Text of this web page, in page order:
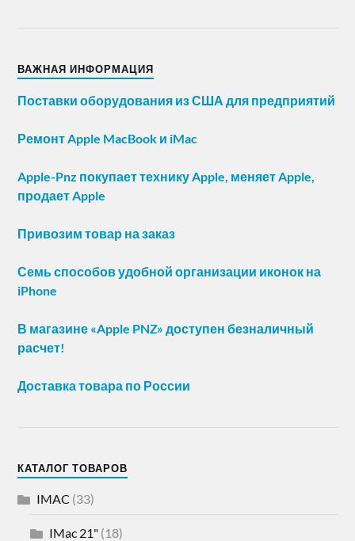
ВАЖНАЯ ИНФОРМАЦИЯ
Поставки оборудования из США для предприятий
Ремонт Apple MacBook и iMac
Apple-Pnz покупает технику Apple, меняет Apple,
продает Apple
Привозим товар на заказ
Семь способов удобной организации иконок на
iPhone
В магазине «Apple PNZ» доступен безналичный
расчет!
Доставка товара по России
КАТАЛОГ ТОВАРОВ
IMAC (33)
IMac 21" (18)